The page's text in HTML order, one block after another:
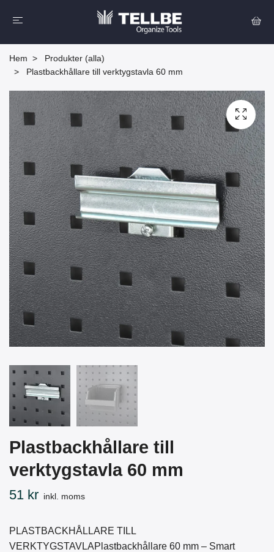
Hem
Produkter (alla)
Plastbackhållare till verktygstavla 60 mm
Plastbackhållare till
verktygstavla 60 mm
51 kr inkl. moms
PLASTBACKHÅLLARE TILL
VERKTYGSTAVLAPlastbackhållare 60 mm – Smart